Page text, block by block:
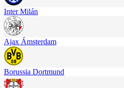
Inter Milán
Ajax Ámsterdam
Borussia Dortmund